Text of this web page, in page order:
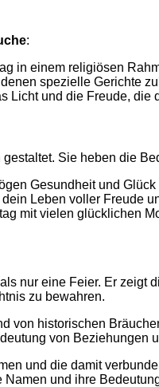
:
in einem religiösen
spezielle Gerichte
Licht und die Freude, die
Sie heben die
Gesundheit und Glück
Leben voller Freude
mit vielen glücklichen
nur eine Feier. Er
zu bewahren.
von historischen
von Beziehungen
und die damit
und ihre